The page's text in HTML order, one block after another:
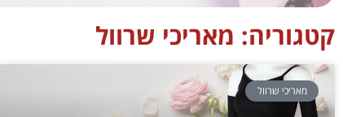
קטגוריה: מאריכי שרוול
מאריכי שרוול